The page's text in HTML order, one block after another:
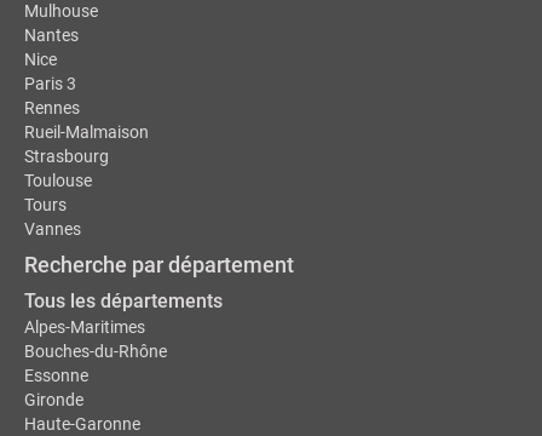
Mulhouse
Nantes
Nice
Paris 3
Rennes
Rueil-Malmaison
Strasbourg
Toulouse
Tours
Vannes
Recherche par département
Tous les départements
Alpes-Maritimes
Bouches-du-Rhône
Essonne
Gironde
Haute-Garonne